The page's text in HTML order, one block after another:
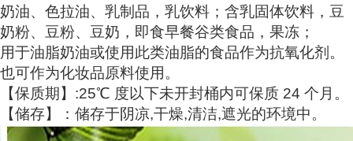
奶油、色拉油、乳制品，乳饮料；含乳固体饮料，豆
奶粉、豆粉、豆奶，即食早餐谷类食品，果冻；
用于油脂奶油或使用此类油脂的食品作为抗氧化剂。
也可作为化妆品原料使用。
【保质期】:25℃ 度以下未开封桶内可保质 24 个月。
【储存】：储存于阴凉,干燥,清洁,遮光的环境中。